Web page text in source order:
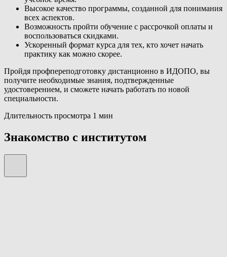
Высокое качество программы, созданной для понимания
всех аспектов.
Возможность пройти обучение с рассрочкой оплаты и
воспользоваться скидками.
Ускоренный формат курса для тех, кто хочет начать
практику как можно скорее.
Пройдя профпереподготовку дистанционно в ИДОПО, вы
получите необходимые знания, подтвержденные
удостоверением, и сможете начать работать по новой
специальности.
Длительность просмотра 1 мин
Знакомство с институтом